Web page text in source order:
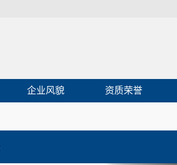
企业风貌 资质荣誉